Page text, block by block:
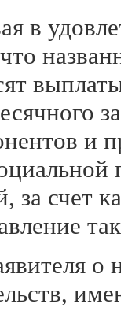
в
и
за счет